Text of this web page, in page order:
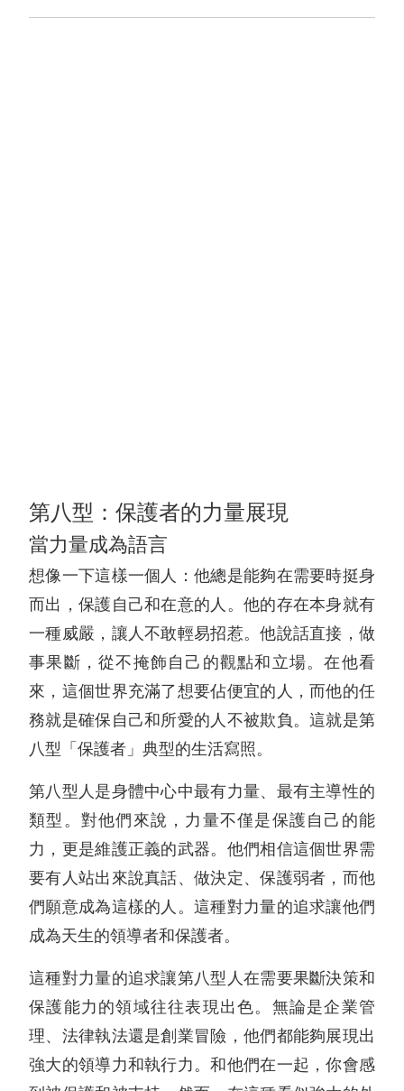
第八型：保護者的力量展現
當力量成為語言
想像一下這樣一個人：他總是能夠在需要時挺身
而出，保護自己和在意的人。他的存在本身就有
一種威嚴，讓人不敢輕易招惹。他說話直接，做
事果斷，從不掩飾自己的觀點和立場。在他看
來，這個世界充滿了想要佔便宜的人，而他的任
務就是確保自己和所愛的人不被欺負。這就是第
八型「保護者」典型的生活寫照。
第八型人是身體中心中最有力量、最有主導性的
類型。對他們來說，力量不僅是保護自己的能
力，更是維護正義的武器。他們相信這個世界需
要有人站出來說真話、做決定、保護弱者，而他
們願意成為這樣的人。這種對力量的追求讓他們
成為天生的領導者和保護者。
這種對力量的追求讓第八型人在需要果斷決策和
保護能力的領域往往表現出色。無論是企業管
理、法律執法還是創業冒險，他們都能夠展現出
強大的領導力和執行力。和他們在一起，你會感